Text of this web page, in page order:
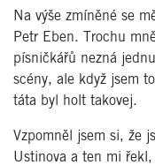
Na výše zmíněné se
Petr Eben. Trochu
písničkářů nezná
scény, ale když jsem
táta byl holt takovej.
Vzpomněl jsem si, že
Ustinova a ten mi řekl,